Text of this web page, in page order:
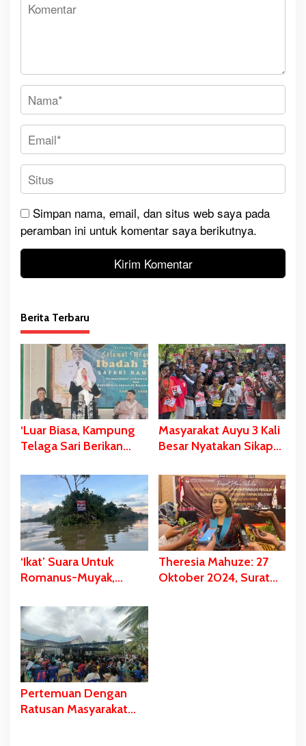
Simpan nama, email, dan situs web saya pada
peramban ini untuk komentar saya berikutnya.
Berita Terbaru
‘Luar Biasa, Kampung
Telaga Sari Berikan
Kepada Kami Saat
Pilkada’
Masyarakat Auyu 3 Kali
Besar Nyatakan Sikap
Romanus-Muyak! Ini
Soal Harga Diri Orang
Mappi
‘Ikat’ Suara Untuk
Romanus-Muyak,
Hastag MASAK POHON
Berdiri Kokoh di Muara
Kali Edera
Theresia Mahuze: 27
Oktober 2024, Surat
Pertemuan Dengan
Ratusan Masyarakat